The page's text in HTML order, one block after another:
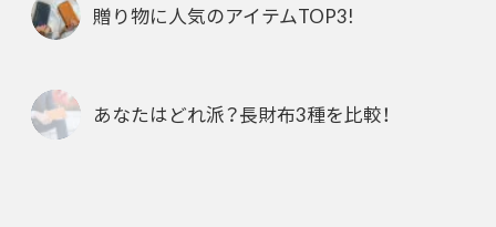
贈り物に人気のアイテムTOP3!
あなたはどれ派？長財布3種を比較！